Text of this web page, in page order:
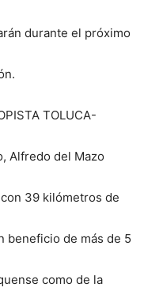
durante el próximo
TOLUCA-
Alfredo del Mazo
39 kilómetros de
beneficio de más de 5
como de la